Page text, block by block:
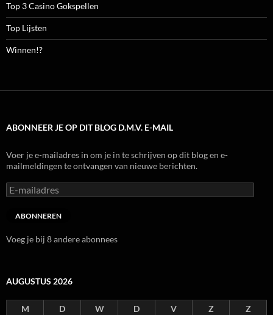
Top 3 Casino Gokspellen
Top Lijsten
Winnen!?
ABONNEER JE OP DIT BLOG D.M.V. E-MAIL
Voer je e-mailadres in om je in te schrijven op dit blog en e-
mailmeldingen te ontvangen van nieuwe berichten.
E-
mailadres
ABONNEREN
Voeg je bij 8 andere abonnees
AUGUSTUS 2026
M D W D V Z
Z